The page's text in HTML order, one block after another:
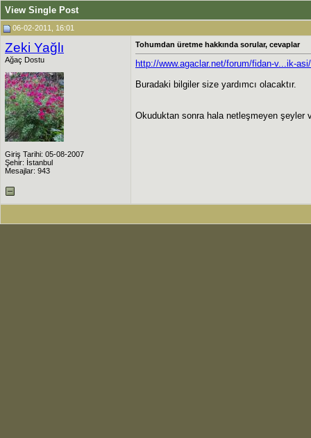
View Single Post
06-02-2011, 16:01
Zeki Yağlı
Ağaç Dostu
Giriş Tarihi: 05-08-2007
Şehir: İstanbul
Mesajlar: 943
Tohumdan üretme hakkında sorular, cevaplar
http://www.agaclar.net/forum/fidan-v...ik-
Buradaki bilgiler size yardımcı olacaktır.
Okuduktan sonra hala netleşmeyen şeyler